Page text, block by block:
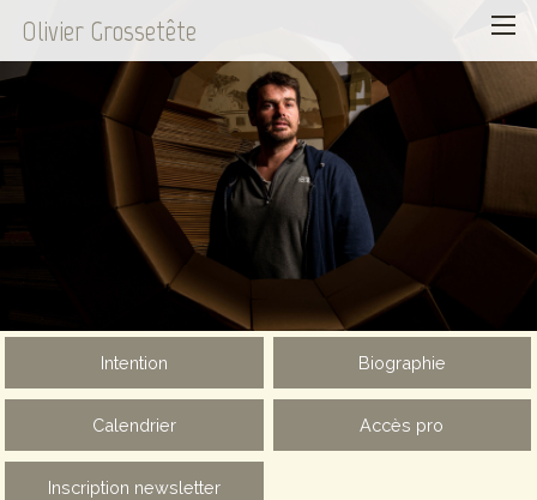
Olivier Grossetête
Intention Biographie
Calendrier Accès pro
Inscription newsletter